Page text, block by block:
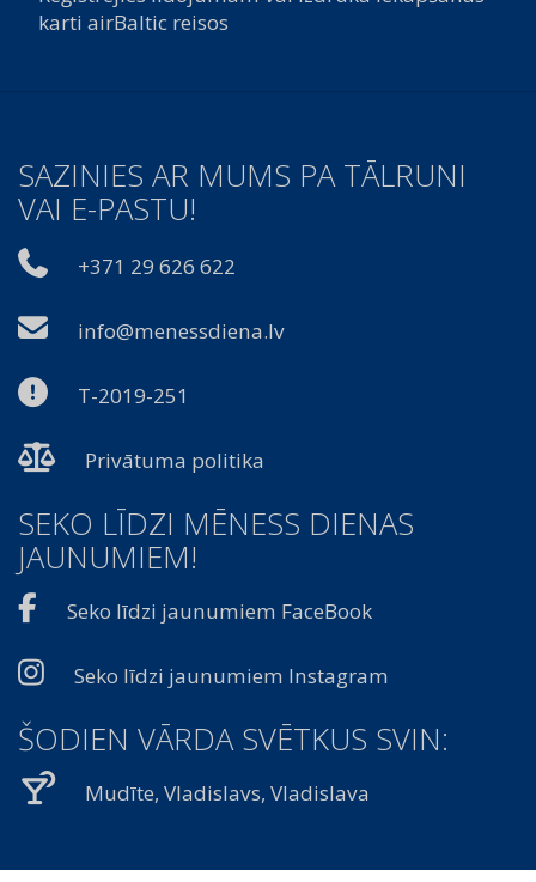
karti airBaltic reisos
SAZINIES AR MUMS PA TĀLRUNI
VAI E-PASTU!
+371 29 626 622
info@menessdiena.lv
T-2019-251
Privātuma politika
SEKO LĪDZI MĒNESS DIENAS
JAUNUMIEM!
Seko līdzi jaunumiem FaceBook
Seko līdzi jaunumiem Instagram
ŠODIEN VĀRDA SVĒTKUS SVIN:
Mudīte, Vladislavs, Vladislava